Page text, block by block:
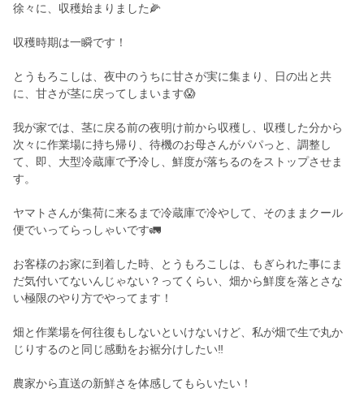
徐々に、収穫始まりました🌽
収穫時期は一瞬です！
とうもろこしは、夜中のうちに甘さが実に集まり、日の出と共
に、甘さが茎に戻ってしまいます😱
我が家では、茎に戻る前の夜明け前から収穫し、収穫した分から
次々に作業場に持ち帰り、待機のお母さんがパパっと、調整し
て、即、大型冷蔵庫で予冷し、鮮度が落ちるのをストップさせま
す。
ヤマトさんが集荷に来るまで冷蔵庫で冷やして、そのままクール
便でいってらっしゃいです🚛
お客様のお家に到着した時、とうもろこしは、もぎられた事にま
だ気付いてないんじゃない？ってくらい、畑から鮮度を落とさな
い極限のやり方でやってます！
畑と作業場を何往復もしないといけないけど、私が畑で生で丸か
じりするのと同じ感動をお裾分けしたい‼︎
農家から直送の新鮮さを体感してもらいたい！